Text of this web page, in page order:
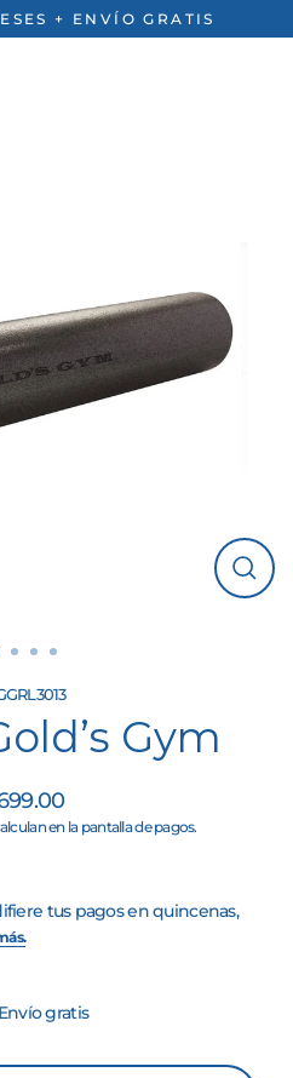
+ ENVÍO GRATIS
Cerrar
Gym
Precio
habitualen la pantalla de pagos.
Envío gratis